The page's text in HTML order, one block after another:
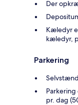
Der
Kæledyr
kæledyr,
Parkering
pr. dag